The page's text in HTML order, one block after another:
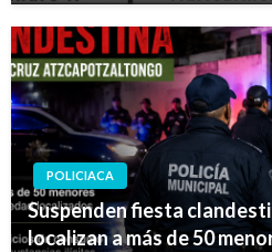
POLICIACA
Suspenden fiesta
localizan a más de 50